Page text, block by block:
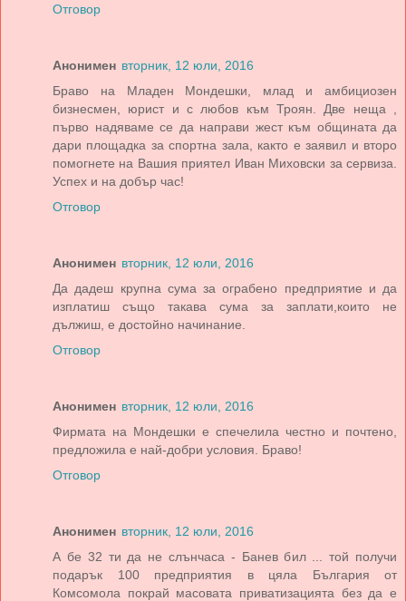
Отговор
Анонимен вторник, 12 юли, 2016
Браво на Младен Мондешки, млад и амбициозен
бизнесмен, юрист и с любов към Троян. Две неща ,
първо надяваме се да направи жест към общината да
дари площадка за спортна зала, както е заявил и второ
помогнете на Вашия приятел Иван Миховски за сервиза.
Успех и на добър час!
Отговор
Анонимен вторник, 12 юли, 2016
Да дадеш крупна сума за ограбено предприятие и да
изплатиш също такава сума за заплати,които не
дължиш, е достойно начинание.
Отговор
Анонимен вторник, 12 юли, 2016
Фирмата на Мондешки е спечелила честно и почтено,
предложила е най-добри условия. Браво!
Отговор
Анонимен вторник, 12 юли, 2016
А бе 32 ти да не слънчаса - Банев бил ... той получи
подарък 100 предприятия в цяла България от
Комсомола покрай масовата приватизацията без да е